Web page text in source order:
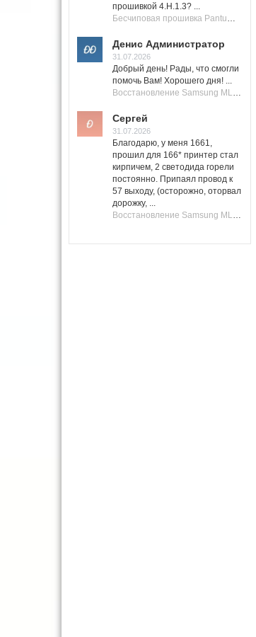
прошивкой 4.H.1.3? ...
Бесчиповая прошивка Pantum M7100 Series (M7100, M7108, M7102, M7103, M7105)
Денис Администратор
31.07.2026
Добрый день! Рады, что смогли
помочь Вам! Хорошего дня! ...
Восстановление Samsung ML-1661, ML-1666 после не удачной прошивки.
Сергей
31.07.2026
Благодарю, у меня 1661,
прошил для 166* принтер стал
кирпичем, 2 светодида горели
постоянно. Припаял провод к
57 выходу, (осторожно, оторвал
дорожку, ...
Восстановление Samsung ML-1661, ML-1666 после не удачной прошивки.